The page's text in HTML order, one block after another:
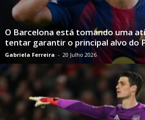
O Barcelona está tomando uma
tentar garantir o principal alvo do
Gabriela Ferreira - 20 Julho 2026